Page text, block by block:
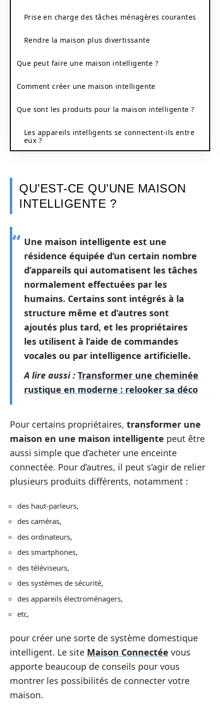
Prise en charge des tâches ménagères courantes
Rendre la maison plus divertissante
Que peut faire une maison intelligente ?
Comment créer une maison intelligente
Que sont les produits pour la maison intelligente ?
Les appareils intelligents se connectent-ils entre
eux ?
QU’EST-CE QU’UNE MAISON
INTELLIGENTE ?
Une maison intelligente est une
résidence équipée d’un certain nombre
d’appareils qui automatisent les tâches
normalement effectuées par les
humains. Certains sont intégrés à la
structure même et d’autres sont
ajoutés plus tard, et les propriétaires
les utilisent à l’aide de commandes
vocales ou par intelligence artificielle.
A lire aussi : Transformer une cheminée
rustique en moderne : relooker sa déco
Pour certains propriétaires, transformer une
maison en une maison intelligente peut être
aussi simple que d’acheter une enceinte
connectée. Pour d’autres, il peut s’agir de relier
plusieurs produits différents, notamment :
des haut-parleurs,
des caméras,
des ordinateurs,
des smartphones,
des téléviseurs,
des systèmes de sécurité,
des appareils électroménagers,
etc,
pour créer une sorte de système domestique
intelligent. Le site Maison Connectée vous
apporte beaucoup de conseils pour vous
montrer les possibilités de connecter votre
maison.